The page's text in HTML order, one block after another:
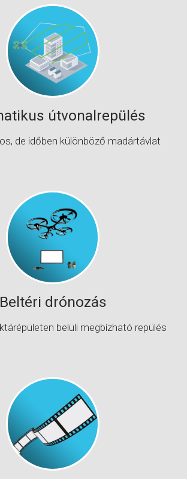
útvonalrepülés
de időben különböző madártávlat
Beltéri drónozás
belüli megbízható repülés